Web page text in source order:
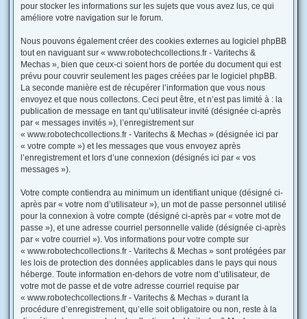
pour stocker les informations sur les sujets que vous avez lus, ce qui
améliore votre navigation sur le forum.
Nous pouvons également créer des cookies externes au logiciel phpBB
tout en naviguant sur « www.robotechcollections.fr - Varitechs &
Mechas », bien que ceux-ci soient hors de portée du document qui est
prévu pour couvrir seulement les pages créées par le logiciel phpBB.
La seconde manière est de récupérer l’information que vous nous
envoyez et que nous collectons. Ceci peut être, et n’est pas limité à : la
publication de message en tant qu’utilisateur invité (désignée ci-après
par « messages invités »), l’enregistrement sur
« www.robotechcollections.fr - Varitechs & Mechas » (désignée ici par
« votre compte ») et les messages que vous envoyez après
l’enregistrement et lors d’une connexion (désignés ici par « vos
messages »).
Votre compte contiendra au minimum un identifiant unique (désigné ci-
après par « votre nom d’utilisateur »), un mot de passe personnel utilisé
pour la connexion à votre compte (désigné ci-après par « votre mot de
passe »), et une adresse courriel personnelle valide (désignée ci-après
par « votre courriel »). Vos informations pour votre compte sur
« www.robotechcollections.fr - Varitechs & Mechas » sont protégées par
les lois de protection des données applicables dans le pays qui nous
héberge. Toute information en-dehors de votre nom d’utilisateur, de
votre mot de passe et de votre adresse courriel requise par
« www.robotechcollections.fr - Varitechs & Mechas » durant la
procédure d’enregistrement, qu’elle soit obligatoire ou non, reste à la